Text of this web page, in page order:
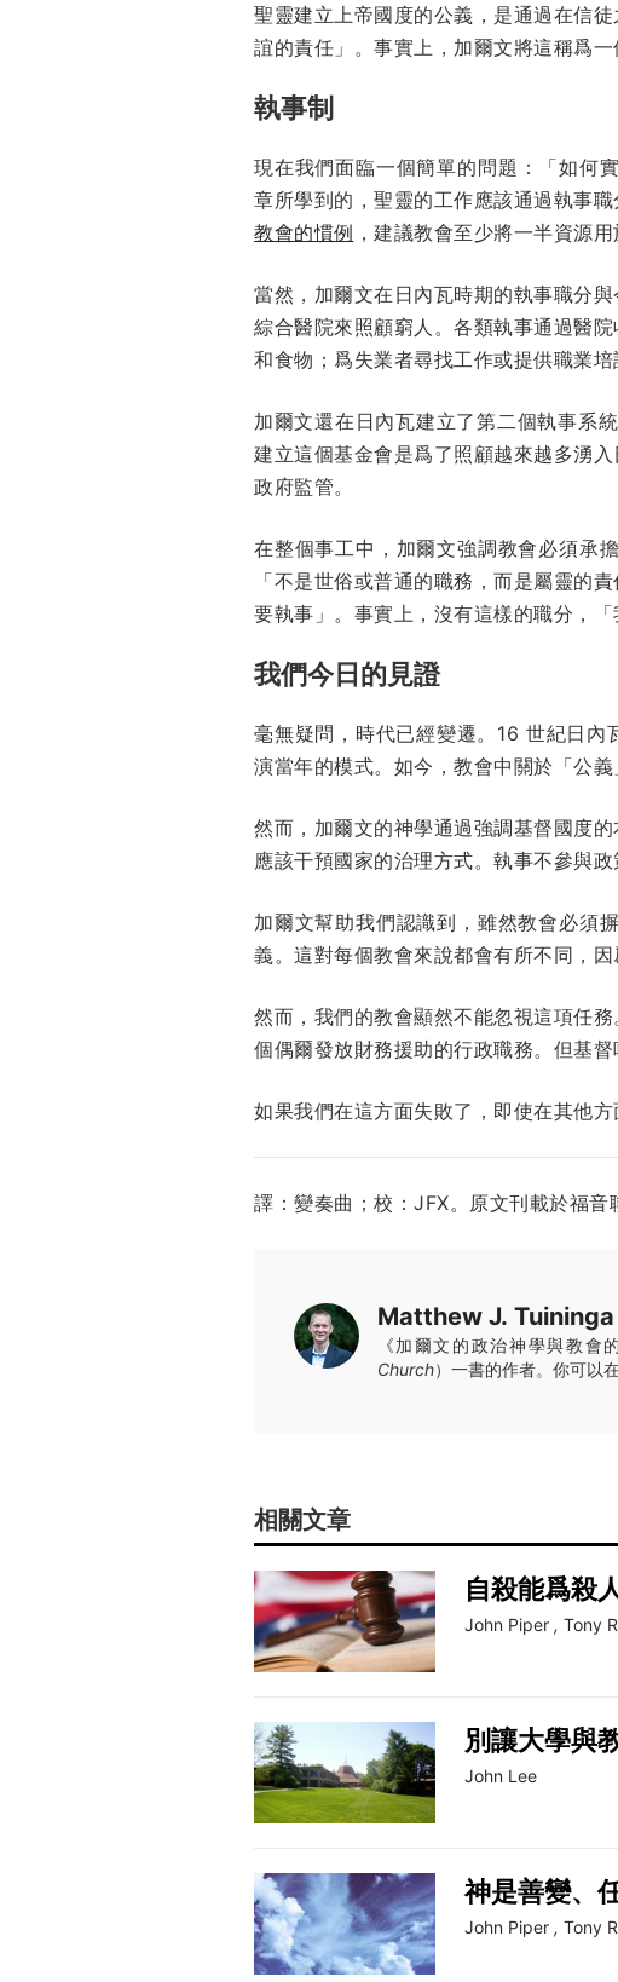
聖靈建立上帝國度的公義，是通過在信
誼的責任」。事實上，加爾文將這稱爲一
執事制
現在我們面臨一個簡單的問題：「如何
章所學到的，聖靈的工作應該通過執事職
教會的慣例 ，建議教會至少將一半資源用
當然，加爾文在日內瓦時期的執事職分
綜合醫院來照顧窮人。各類執事通過醫
和食物；爲失業者尋找工作或提供職業
加爾文還在日內瓦建立了第二個執事
建立這個基金會是爲了照顧越來越多湧
政府監管。
在整個事工中，加爾文強調教會必須承
「不是世俗或普通的職務，而是屬靈的
要執事」。事實上，沒有這樣的職分，
我們今日的見證
毫無疑問，時代已經變遷。16 世紀日
演當年的模式。如今，教會中關於「公
然而，加爾文的神學通過強調基督國度
應該干預國家的治理方式。執事不參與
加爾文幫助我們認識到，雖然教會必須
義。這對每個教會來說都會有所不同，因
然而，我們的教會顯然不能忽視這項任
個偶爾發放財務援助的行政職務。但基督
如果我們在這方面失敗了，即使在其他
譯：變奏曲；校：JFX。原文刊載於福音
Matthew J. Tuininga
《加爾文的政治神學與教會
Church）一書的作者。你可以
相關文章
自殺能爲殺
John Piper , Tony
別讓大學與
John Lee
神是善變、
John Piper , Tony